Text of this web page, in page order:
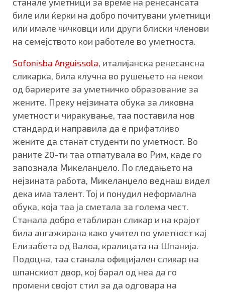
биле или ќерки на добро почитувани уметници
или имале чичковци или други блиски членови
на семејството кои работеле во уметноста.
Sofonisba Anguissola, италијанска ренесансна
сликарка, била клучна во рушењето на некои
од бариерите за уметничко образование за
жените. Преку нејзината обука за ликовна
уметност и чиракување, таа поставила нов
стандард и направила да е прифатливо
жените да станат студенти по уметност. Во
раните 20-ти таа отпатувала во Рим, каде го
запознала Микеланџело. По гледањето на
нејзината работа, Микеланџело веднаш видел
дека има талент. Тој и понудил неформална
обука, која таа ја сметала за голема чест.
Станала добро етаблиран сликар и на крајот
била ангажирана како учител по уметност кај
Елизабета од Валоа, кралицата на Шпанија.
Подоцна, таа станала официјален сликар на
шпанскиот двор, кој барал од неа да го
промени својот стил за да одговара на